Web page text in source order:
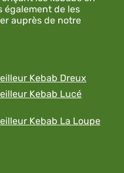
également de les
auprès de notre
Kebab Dreux
Kebab Lucé
Kebab La Loupe